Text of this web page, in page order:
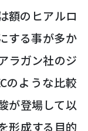
額のヒアルロ
する事が多か
ラガン社のジ
のような比較
が登場して以
形成する目的